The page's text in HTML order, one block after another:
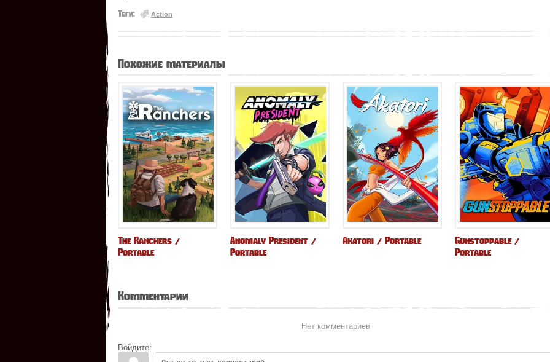
Теги: Action
Похожие материалы
The Ranchers /
Portable
Anomaly President /
Portable
Akatori / Portable
Gunstoppable /
Portable
Комментарии
Нет комментариев
Войдите: